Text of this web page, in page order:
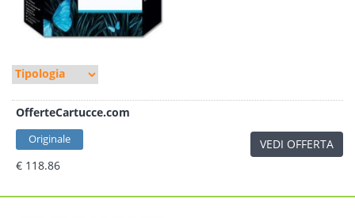
OfferteCartucce.com
Originale
€ 118.86
VEDI OFFERTA